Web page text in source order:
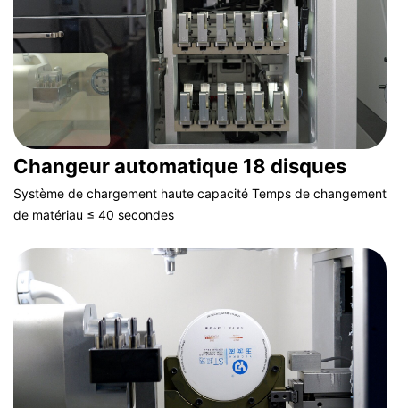
Changeur automatique 18 disques
Système de chargement haute capacité Temps de changement
de matériau ≤ 40 secondes